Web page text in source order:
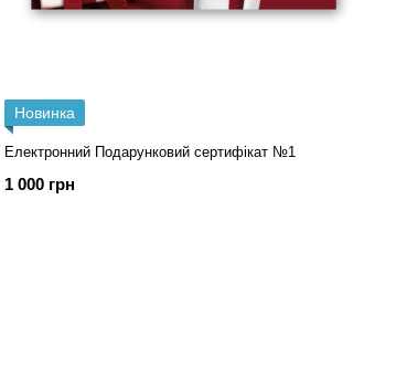
Новинка
Електронний Подарунковий сертифікат №1
1 000 грн